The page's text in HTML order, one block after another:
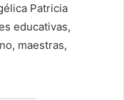
Patricia
educativas,
maestras,